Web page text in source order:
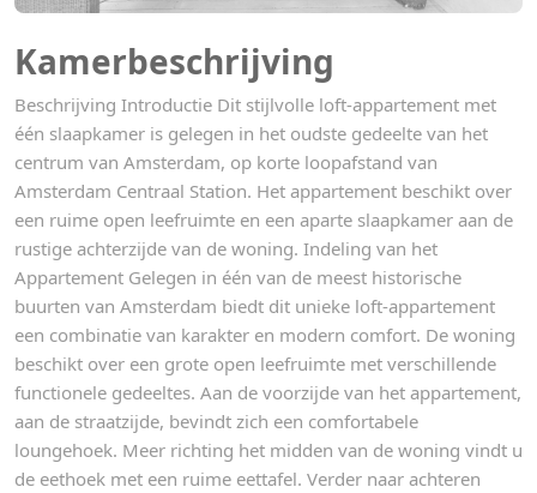
Kamerbeschrijving
Beschrijving Introductie Dit stijlvolle loft-appartement met
één slaapkamer is gelegen in het oudste gedeelte van het
centrum van Amsterdam, op korte loopafstand van
Amsterdam Centraal Station. Het appartement beschikt over
een ruime open leefruimte en een aparte slaapkamer aan de
rustige achterzijde van de woning. Indeling van het
Appartement Gelegen in één van de meest historische
buurten van Amsterdam biedt dit unieke loft-appartement
een combinatie van karakter en modern comfort. De woning
beschikt over een grote open leefruimte met verschillende
functionele gedeeltes. Aan de voorzijde van het appartement,
aan de straatzijde, bevindt zich een comfortabele
loungehoek. Meer richting het midden van de woning vindt u
de eethoek met een ruime eettafel. Verder naar achteren